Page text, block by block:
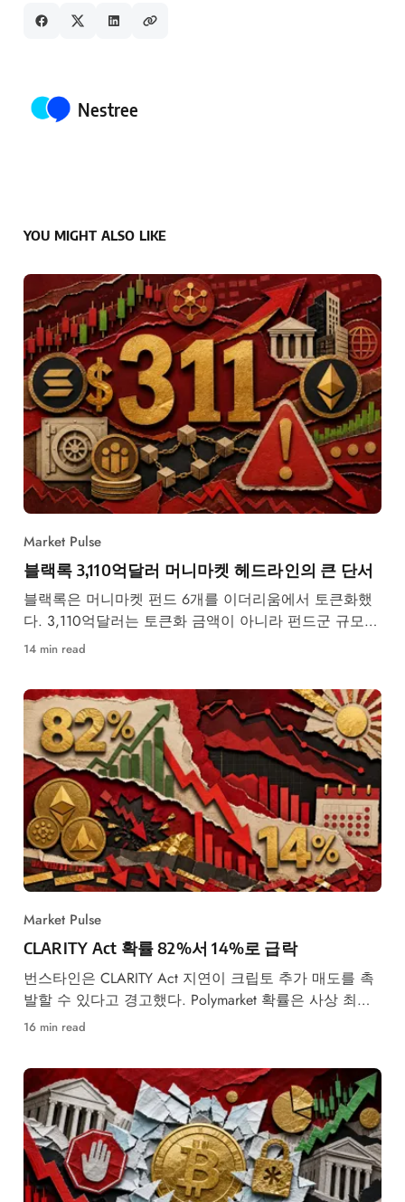
Posted by
Nestree
YOU MIGHT ALSO LIKE
Market Pulse
블랙록 3,110억달러 머니마켓 헤드라인의 큰 단서
블랙록은 머니마켓 펀드 6개를 이더리움에서 토큰화했
다. 3,110억달러는 토큰화 금액이 아니라 펀드군 규모
다.
14 min read
Market Pulse
CLARITY Act 확률 82%서 14%로 급락
번스타인은 CLARITY Act 지연이 크립토 추가 매도를 촉
발할 수 있다고 경고했다. Polymarket 확률은 사상 최저
권으로 무너졌다.
16 min read